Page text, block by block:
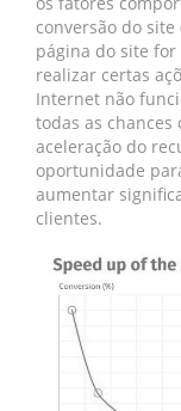
conversão do
página do site
realizar certas
Internet não
todas as
aceleração do
oportunidade
aumentar
clientes.